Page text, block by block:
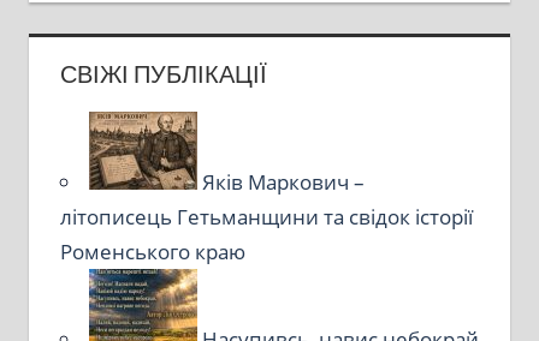
СВІЖІ ПУБЛІКАЦІЇ
Яків Маркович –
літописець Гетьманщини та свідок історії
Роменського краю